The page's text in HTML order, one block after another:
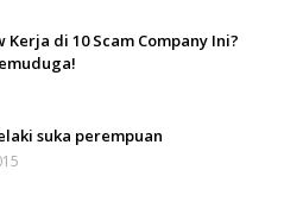
di 10 Scam Company Ini?
suka perempuan